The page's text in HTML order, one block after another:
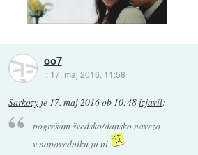
oo7
:: 17. maj 2016, 11:58
Sarkozy je 17. maj 2016 ob 10:48izjavil:
pogrešam švedsko/dansko navezo
v napovedniku ju ni